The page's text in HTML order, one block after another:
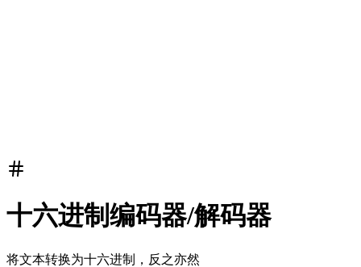
十六进制编码器/解码器
将文本转换为十六进制，反之亦然